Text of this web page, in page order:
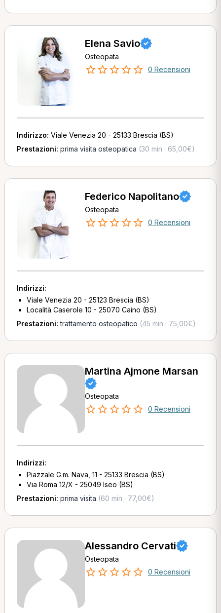
Elena Savio
Osteopata
0 Recensioni
Indirizzo: Viale Venezia 20 - 25133 Brescia (BS)
Prestazioni: prima visita osteopatica (30 min · 65,00€)
Federico Napolitano
Osteopata
0 Recensioni
Indirizzi:
Viale Venezia 20 - 25123 Brescia (BS)
Località Caserole 10 - 25070 Caino (BS)
Prestazioni:trattamento osteopatico (45 min · 75,00€)
Martina Ajmone Marsan
Osteopata
0 Recensioni
Indirizzi:
Piazzale G.m. Nava, 11 - 25133 Brescia (BS)
Via Roma 12/X - 25049 Iseo (BS)
Prestazioni: prima visita (60 min · 77,00€)
Alessandro Cervati
Osteopata
0 Recensioni